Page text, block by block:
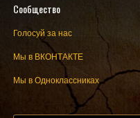
Сообщество
Голосуй за нас
Мы в ВКОНТАКТЕ
Мы в Одноклассниках